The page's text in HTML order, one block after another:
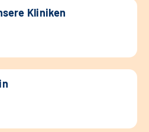
Kliniken